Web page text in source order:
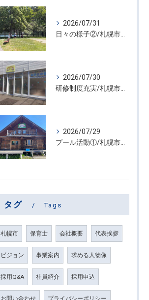
2026/07/31
2026/07/30
2026/07/29
タグ Tags
札幌市 保育士 会社概要 代表挨拶
ビジョン 事業案内 求める人物像
採用Q&A 社員紹介 採用申込
お問い合わせ プライバシーポリシー